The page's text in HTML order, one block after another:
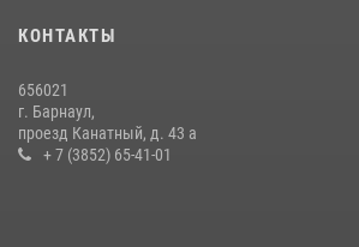
КОНТАКТЫ
656021
г. Барнаул,
проезд Канатный, д. 43 а
+ 7 (3852) 65-41-01